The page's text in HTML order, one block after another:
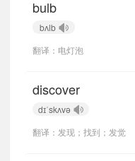
bulb
bʌlb
翻译：电灯泡
discover
dɪˈskʌvə
翻译：发现；找到；发觉